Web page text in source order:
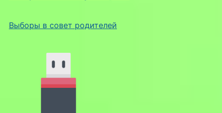
Выборы в совет родителей